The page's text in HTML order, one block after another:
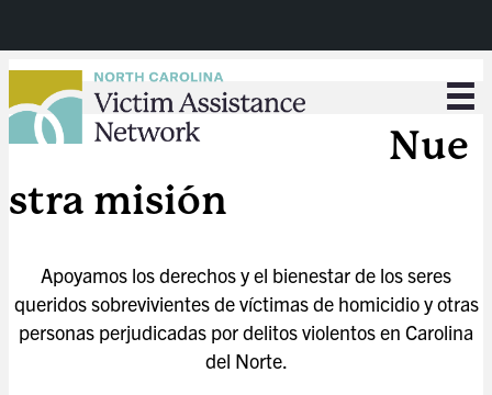
Nue
stra misión
Apoyamos los derechos y el bienestar de los seres
queridos sobrevivientes de víctimas de homicidio y otras
personas perjudicadas por delitos violentos en Carolina
del Norte.